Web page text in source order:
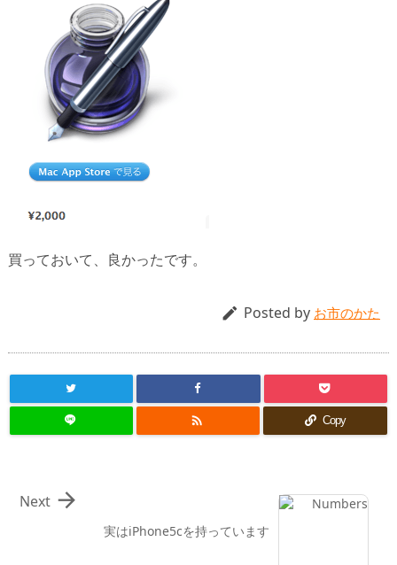
買っておいて、良かったです。
 Posted by お市のかた
 Copy
実はiPhone5cを持っています

Next